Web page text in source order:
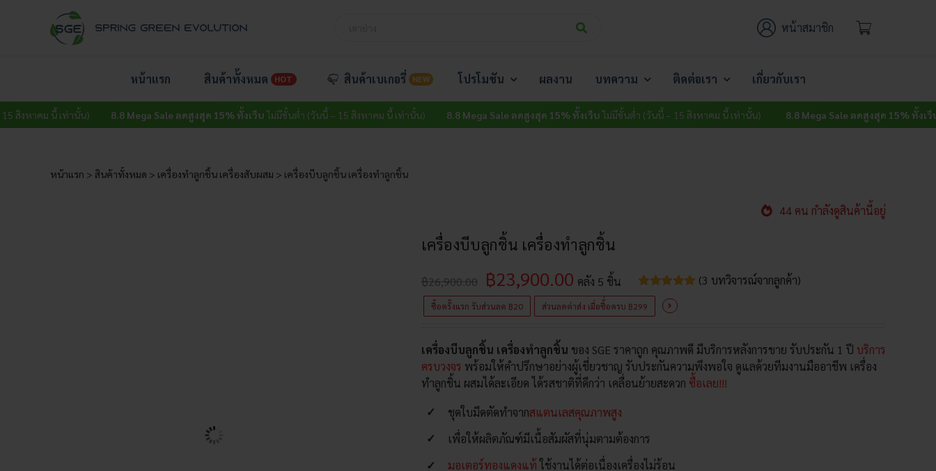
หน้าสมาชิก
หน้าแรก สินค้าทั้งหมด HOT สินค้าเบเกอรี่ NEW โปรโมชัน ผลงาน บทความ ติดต่อเรา เกี่ยวกับเรา
เท่านั้น) 8.8 Mega Sale ลดสูงสุด 15% ทั้งเว็บไม่มีขั้นต่ำ (วันนี้ – 15 สิงหาคม นี้ เท่านั้น) 8.8 Mega Sale ลดสูงสุด 15% ทั้งเว็บไม่มีขั้นต่ำ (วันนี้ – 15 สิงหาคม นี้ เท่านั้น) 8.8 Mega Sale ลดสูงสุด 15% ทั้งเว็บไม่มีขั้นต่ำ (
หน้าแรก > สินค้าทั้งหมด > เครื่องทำลูกชิ้น เครื่องสับผสม > เครื่องบีบลูกชิ้น เครื่องทำลูกชิ้น
44 คน กำลังดูสินค้านี้อยู่
เครื่องบีบลูกชิ้น เครื่องทำลูกชิ้น
฿26,900.00 ฿23,900.00
ซื้อครั้งแรก รับส่วนลด ฿20 ส่วนลดค่าส่ง เมื่อซื้่อครบ ฿299
คลัง 5 ชิ้น
ให้
คะแนน 5.00
จาก 5
3
คะแนนของ
ลูกค้า
(3 บทวิจารณ์จากลูกค้า)
เครื่องบีบลูกชิ้น เครื่องทำลูกชิ้น ของ SGE ราคาถูก คุณภาพดี มีบริการหลังการขาย รับประกัน 1 ปี บริการ
ครบวงจร พร้อมให้คำปรึกษาอย่างผู้เชี่ยวชาญ รับประกันความพึงพอใจ ดูแลด้วยทีมงานมืออาชีพ เครื่อง
ทำลูกชิ้น ผสมได้ละเอียด ได้รสชาติที่ดีกว่า เคลื่อนย้ายสะดวก ซื้อเลย!!!
ชุดใบมีดตัดทำจากสแตนเลสคุณภาพสูง
เพื่อให้ผลิตภัณฑ์มีเนื้อสัมผัสที่นุ่มตามต้องการ
มอเตอร์ทองแดงแท้ใช้งานได้ต่อเนื่องเครื่องไม่ร้อน